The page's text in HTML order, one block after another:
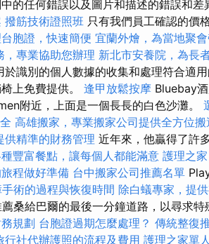
的任何錯誤以及圖片和描述的錯誤和差
撥筋技術證照班 只有我們員工確認的價
胞證，快速簡便 宜蘭外燴，為當地聚
，專業協助您辦理 新北市安養院，為長
於識別的個人數據的收集和處理符合適
上免費提供。 逢甲放鬆按摩 Bluebay
附近，上面是一個長長的白色沙灘。
高雄搬家，專業搬家公司提供全方位搬
供精準的財務管理 近年來，他贏得了許
豐富餐點，讓每個人都能滿意 護理之
程做好準備 台中搬家公司推薦名單
術的過程與恢復時間 除白蟻專家，提
桑給巴爾的最後一分鐘道路，以尋求特
規劃 台胞證過期怎麼處理？ 傳統整復
行社代辦護照的流程及費用 護理之家單